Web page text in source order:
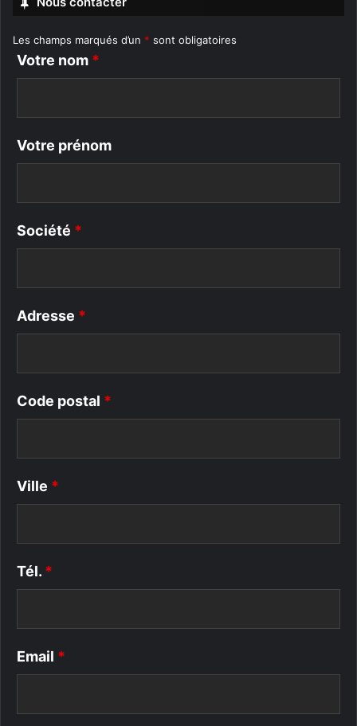
Les champs marqués d’un * sont obligatoires
Votre nom *
Votre prénom
Société *
Adresse *
Code postal *
Ville *
Tél. *
Email *